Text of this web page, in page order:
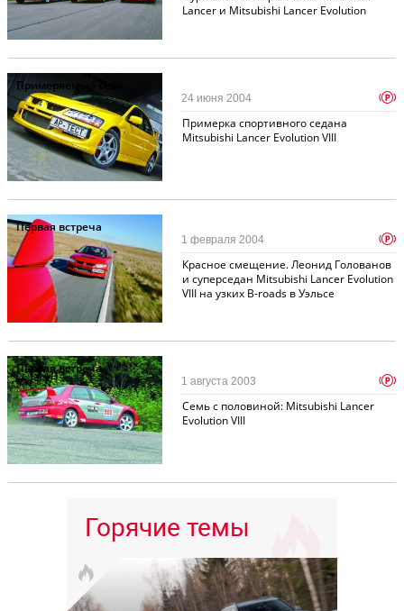
Lancer и Mitsubishi Lancer Evolution
Примеряем на себя
Примерка спортивного седана
Mitsubishi Lancer Evolution VIII
24 июня 2004 p
Первая встреча
Красное смещение. Леонид Голованов
и суперседан Mitsubishi Lancer Evolution
VIII на узких B-roads в Уэльсе
1 февраля 2004 p
Первая встреча
Семь с половиной: Mitsubishi Lancer
Evolution VIII
1 августа 2003 p
Горячие темы